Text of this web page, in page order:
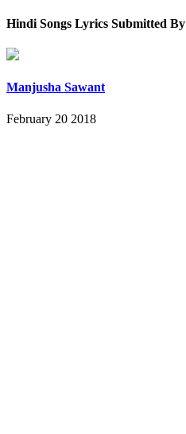
Hindi Songs Lyrics Submitted By
Manjusha Sawant
February 20 2018